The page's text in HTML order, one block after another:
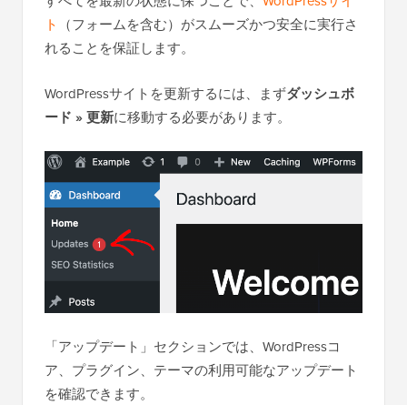
ト （フォームを含む）がスムーズかつ安全に実行さ
れることを保証します。
WordPressサイトを更新するには、まずダッシュボ
ード »更新に移動する必要があります。
「アップデート」セクションでは、WordPressコ
ア、プラグイン、テーマの利用可能なアップデート
を確認できます。